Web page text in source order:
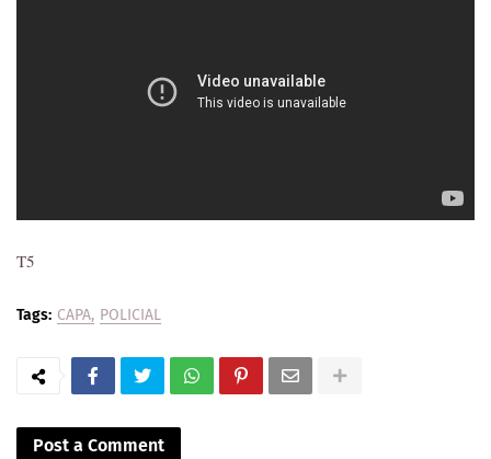
T5
Tags: CAPA POLICIAL
Post a Comment